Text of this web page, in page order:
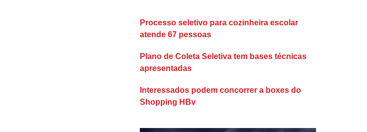
Processo seletivo para cozinheira escolar
atende 67 pessoas
Plano de Coleta Seletiva tem bases técnicas
apresentadas
Interessados podem concorrer a boxes do
Shopping HBv